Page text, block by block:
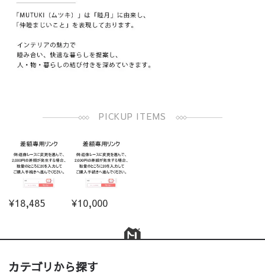
PICKUP ITEMS
¥18,485 ¥10,000
カテゴリから探す